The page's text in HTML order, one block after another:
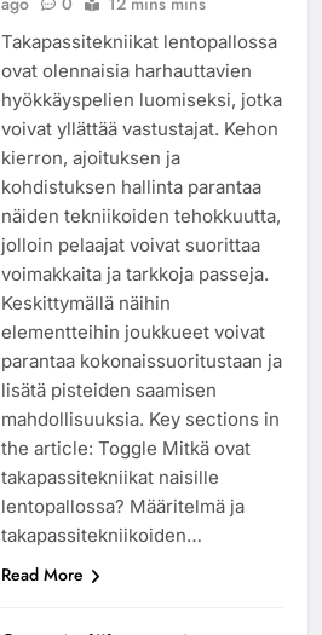
Takapassitekniikat lentopallossa
ovat olennaisia harhauttavien
hyökkäyspelien luomiseksi, jotka
voivat yllättää vastustajat. Kehon
kierron, ajoituksen ja
kohdistuksen hallinta parantaa
näiden tekniikoiden tehokkuutta,
jolloin pelaajat voivat suorittaa
voimakkaita ja tarkkoja passeja.
Keskittymällä näihin
elementteihin joukkueet voivat
parantaa kokonaissuoritustaan ja
lisätä pisteiden saamisen
mahdollisuuksia. Key sections in
the article: Toggle Mitkä ovat
takapassitekniikat naisille
lentopallossa? Määritelmä ja
takapassitekniikoiden…
Read More